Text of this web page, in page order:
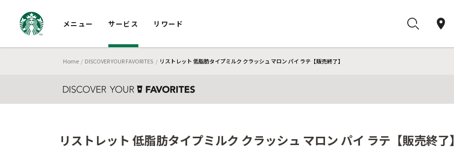
メニュー サービス リワード
Home DISCOVER YOUR FAVORITES リストレット 低脂肪タイプミルク クラッシュ マロン パイ ラテ【販売終了】
リストレット 低脂肪タイプミルク クラッシュ マロン パイ ラテ【販売終了】